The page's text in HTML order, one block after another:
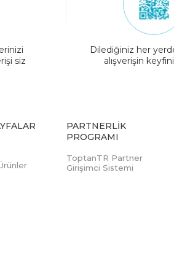
siz
Dilediğiniz her
alışverişin keyfini
PARTNERLIK
PROGRAMI
ToptanTR Partner
Girişimci Sistemi